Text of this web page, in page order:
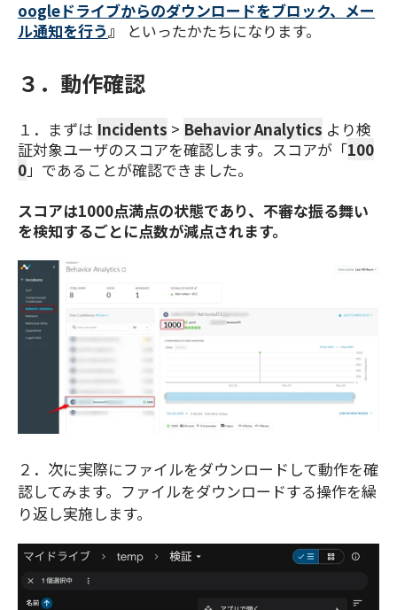
oogleドライブからのダウンロードをブロック、メー
ル通知を行う』 といったかたちになります。
３．動作確認
１．まずは Incidents > Behavior Analytics より検
証対象ユーザのスコアを確認します。スコアが「100
0」であることが確認できました。
スコアは1000点満点の状態であり、不審な振る舞い
を検知するごとに点数が減点されます。
２．次に実際にファイルをダウンロードして動作を確
認してみます。 ファイルをダウンロードする操作を繰
り返し実施します。